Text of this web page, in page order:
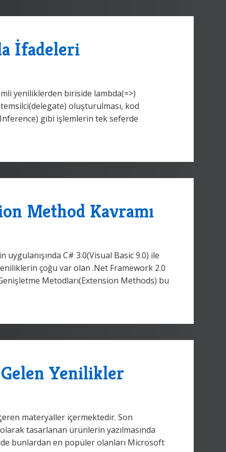
İfadeleri
yeniliklerden biriside lambda(=>)
oluşturulması, kod
Inference) gibi işlemlerin tek seferde
Method Kavramı
C# 3.0(Visual Basic 9.0) ile
çoğu var olan .Net Framework 2.0
Metodları(Extension Methods) bu
Yenilikler
materyaller içermektedir. Son
tasarlanan ürünlerin yazılmasında
bunlardan en popüler olanları Microsoft